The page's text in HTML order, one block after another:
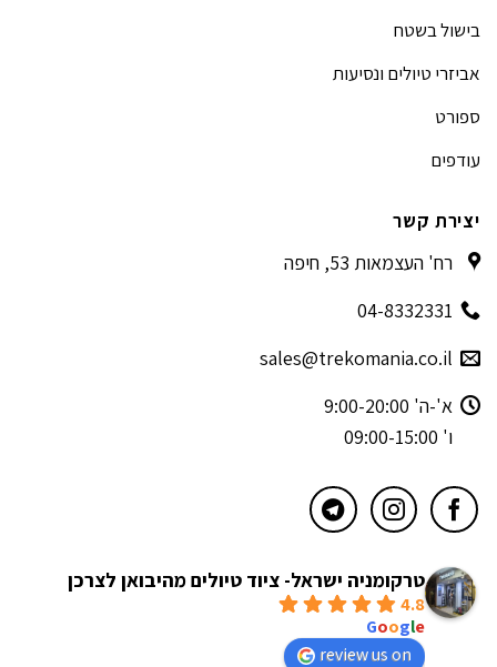
בישול בשטח
אביזרי טיולים ונסיעות
ספורט
עודפים
יצירת קשר
רח' העצמאות 53, חיפה
04-8332331
sales@trekomania.co.il
א'-ה' 9:00-20:00
ו' 09:00-15:00
טרקומניה ישראל- ציוד טיולים מהיבואן לצרכן
4.8
Google
review us on